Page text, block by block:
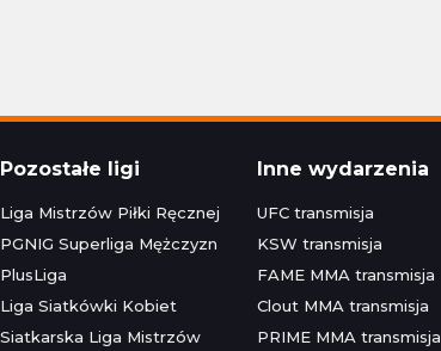
Pozostałe ligi
Liga Mistrzów Piłki Ręcznej
PGNIG Superliga Mężczyzn
PlusLiga
Liga Siatkówki Kobiet
Siatkarska Liga Mistrzów
Inne wydarzenia
UFC transmisja
KSW transmisja
FAME MMA transmisja
Clout MMA transmisja
PRIME MMA transmisja